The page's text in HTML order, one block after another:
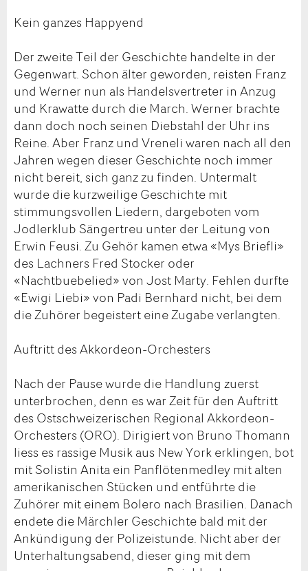
Kein ganzes Happyend
Der zweite Teil der Geschichte handelte in der
Gegenwart. Schon älter geworden, reisten Franz
und Werner nun als Handelsvertreter in Anzug
und Krawatte durch die March. Werner brachte
dann doch noch seinen Diebstahl der Uhr ins
Reine. Aber Franz und Vreneli waren nach all den
Jahren wegen dieser Geschichte noch immer
nicht bereit, sich ganz zu finden. Untermalt
wurde die kurzweilige Geschichte mit
stimmungsvollen Liedern, dargeboten vom
Jodlerklub Sängertreu unter der Leitung von
Erwin Feusi. Zu Gehör kamen etwa «Mys Briefli»
des Lachners Fred Stocker oder
«Nachtbuebelied» von Jost Marty. Fehlen durfte
«Ewigi Liebi» von Padi Bernhard nicht, bei dem
die Zuhörer begeistert eine Zugabe verlangten.
Auftritt des Akkordeon-Orchesters
Nach der Pause wurde die Handlung zuerst
unterbrochen, denn es war Zeit für den Auftritt
des Ostschweizerischen Regional Akkordeon-
Orchesters (ORO). Dirigiert von Bruno Thomann
liess es rassige Musik aus New York erklingen, bot
mit Solistin Anita ein Panflötenmedley mit alten
amerikanischen Stücken und entführte die
Zuhörer mit einem Bolero nach Brasilien. Danach
endete die Märchler Geschichte bald mit der
Ankündigung der Polizeistunde. Nicht aber der
Unterhaltungsabend, dieser ging mit dem